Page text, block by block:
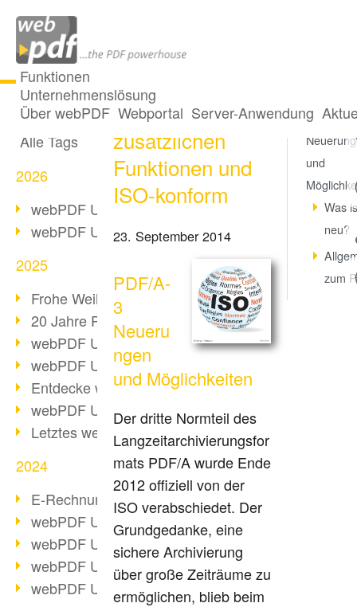
Funktionen
Unternehmenslösung
Über webPDF Webportal Server-Anwendung
Alle Beiträge
Alle Tags
2026
webPDF Update 10.0.5
webPDF Update 10.0.4
2025
Frohe Weihnachten & Auszeit
20 Jahre PDF/A
webPDF Update 10.0.3
webPDF Update 10.0.2
Entdecke webPDF 10
webPDF Update 9.0.0.3655
Letztes webPDF 8 Update
2024
E-Rechnungsstellung ab 2025
webPDF Update 9.0.0.3584
webPDF Update 9.0.0.3479
webPDF Update 9.0.0.3361
webPDF Update 9.0.0.3264
PDF/A-3: mit
zusätzlichen
Funktionen und
ISO-konform
23. September 2014
PDF/A-
3
Neueru
ngen
und Möglichkeiten
Der dritte Normteil des
Langzeitarchivierungsfor
mats PDF/A wurde Ende
2012 offiziell von der
ISO verabschiedet. Der
Grundgedanke, eine
sichere Archivierung
über große Zeiträume zu
ermöglichen, blieb beim
PDF/A-3
und
Was
neu?
zum